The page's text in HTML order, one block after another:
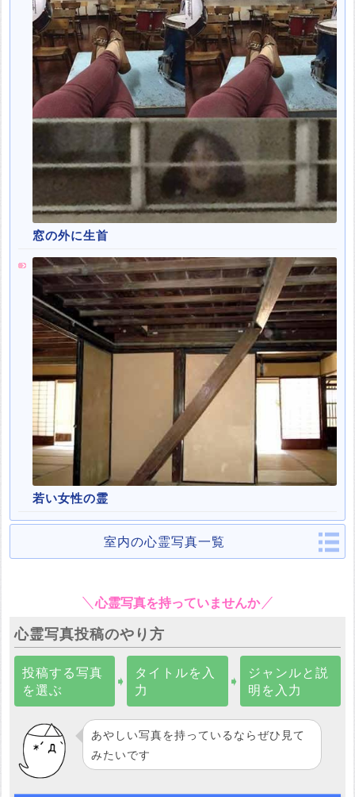
窓の外に生首
若い女性の霊
室内の心霊写真一覧
心霊写真を持っていませんか
心霊写真投稿のやり方
投稿する写真
を選ぶ
➧
タイトルを入
力
➧
ジャンルと説
明を入力
あやしい写真を持っているならぜひ見て
みたいです